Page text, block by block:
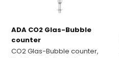
ADA CO2 Glas-Bubble
counter
CO2 Glas-Bubble counter,